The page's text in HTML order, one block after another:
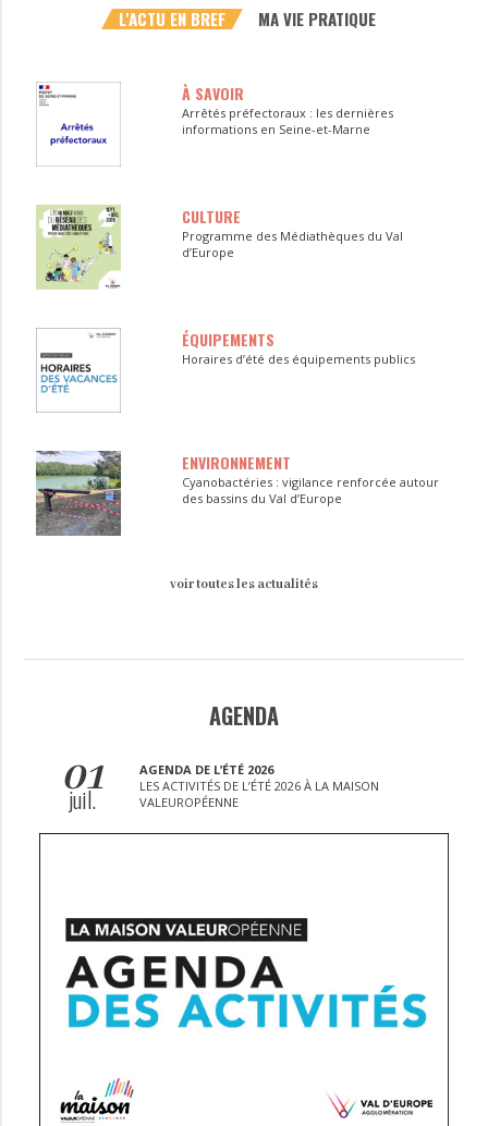
L'ACTU EN BREF MA VIE PRATIQUE
À SAVOIR
Arrêtés préfectoraux : les dernières
informations en Seine-et-Marne
CULTURE
Programme des Médiathèques du Val
d’Europe
ÉQUIPEMENTS
Horaires d’été des équipements publics
ENVIRONNEMENT
Cyanobactéries : vigilance renforcée autour
des bassins du Val d’Europe
voir toutes les actualités
AGENDA
01
juil.
AGENDA DE L’ÉTÉ 2026
LES ACTIVITÉS DE L’ÉTÉ 2026 À LA MAISON
VALEUROPÉENNE